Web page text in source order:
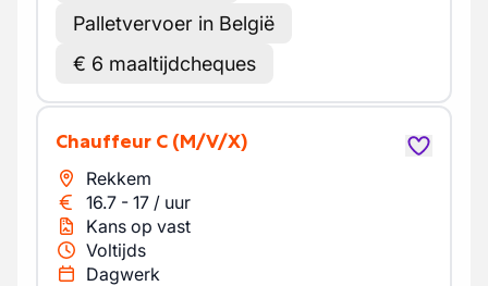
Palletvervoer in België
€ 6 maaltijdcheques
Chauffeur C (M/V/X)
Rekkem
16.7 - 17 / uur
Kans op vast
Voltijds
Dagwerk